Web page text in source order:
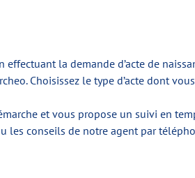
la demande d’acte de
Choisissez le type d’acte dont
et vous propose un suivi en
les conseils de notre agent par